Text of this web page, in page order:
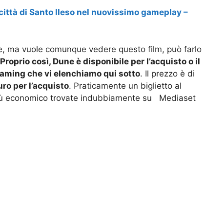
di Santo Ileso nel nuovissimo gameplay –
ma vuole comunque vedere questo film, può farlo
così, Dune è disponibile per l’acquisto o il
che vi elenchiamo qui sotto. Il prezzo è di
per l’acquisto. Praticamente un biglietto al
economico trovate indubbiamente su Mediaset